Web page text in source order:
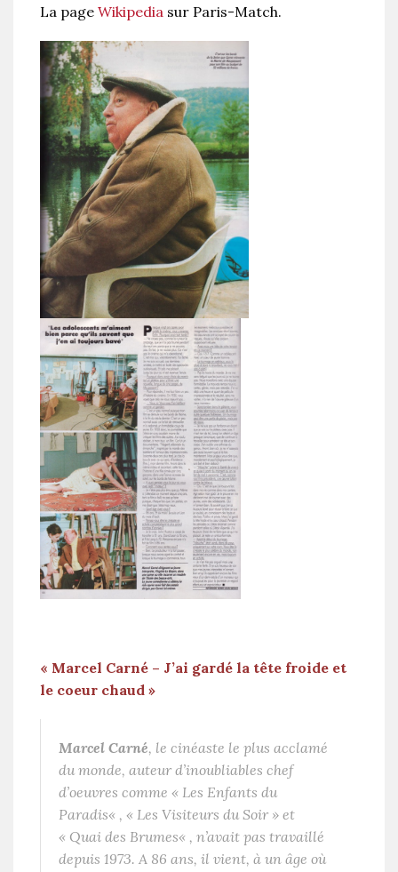
La page Wikipedia sur Paris-Match.
« Marcel Carné – J’ai gardé la tête froide et
le coeur chaud »
Marcel Carné, le cinéaste le plus acclamé
du monde, auteur d’inoubliables chef
d’oeuvres comme « Les Enfants du
Paradis« , « Les Visiteurs du Soir » et
« Quai des Brumes« , n’avait pas travaillé
depuis 1973. A 86 ans, il vient, à un âge où